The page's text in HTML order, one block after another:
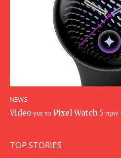
NEWS
Video για το Pixel Watch 5
TOP STORIES